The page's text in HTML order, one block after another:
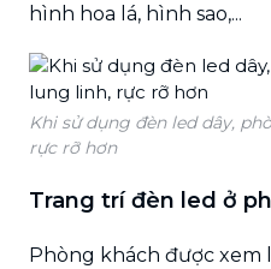
hình hoa lá, hình sao,...
Khi sử dụng đèn led dây,
rực rỡ hơn
Trang trí đèn led ở
Phòng khách được